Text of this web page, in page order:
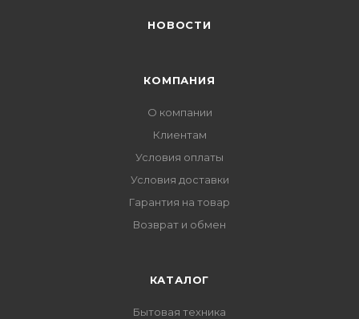
НОВОСТИ
КОМПАНИЯ
О компании
Клиентам
Условия оплаты
Условия доставки
Гарантия на товар
Возврат и обмен
КАТАЛОГ
Бытовая техника